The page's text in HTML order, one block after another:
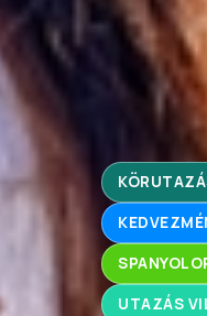
UTAZÁS